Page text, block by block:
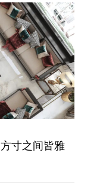
寸之间皆雅